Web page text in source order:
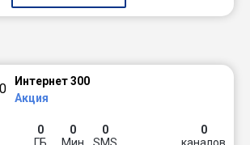
Интернет 300
Акция
0
0
0
0